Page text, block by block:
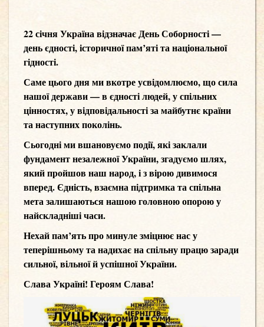
22 січня Україна відзначає День Соборності —
день єдності, історичної пам’яті та національної
гідності.
Саме цього дня ми вкотре усвідомлюємо, що сила
нашої держави — в єдності людей, у спільних
цінностях, у відповідальності за майбутнє країни
та наступних поколінь.
Сьогодні ми вшановуємо події, які заклали
фундамент незалежної України, згадуємо шлях,
який пройшов наш народ, і з вірою дивимося
вперед. Єдність, взаємна підтримка та спільна
мета залишаються нашою головною опорою у
найскладніші часи.
Нехай пам’ять про минуле зміцнює нас у
теперішньому та надихає на спільну працю заради
сильної, вільної й успішної України.
Слава Україні! Героям Слава!